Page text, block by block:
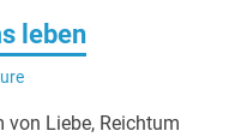
leben
von Liebe, Reichtum